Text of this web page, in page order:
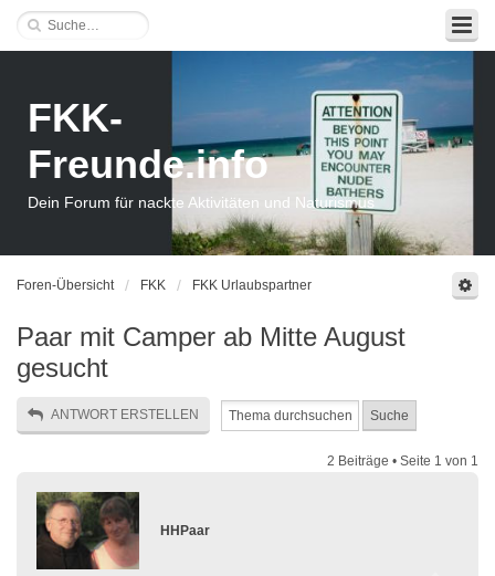
FKK-
Freunde.info
Dein Forum für nackte Aktivitäten und Naturismus
Foren-Übersicht FKK FKK Urlaubspartner
Paar mit Camper ab Mitte August
gesucht
ANTWORT ERSTELLEN
2 Beiträge • Seite 1 von 1
HHPaar